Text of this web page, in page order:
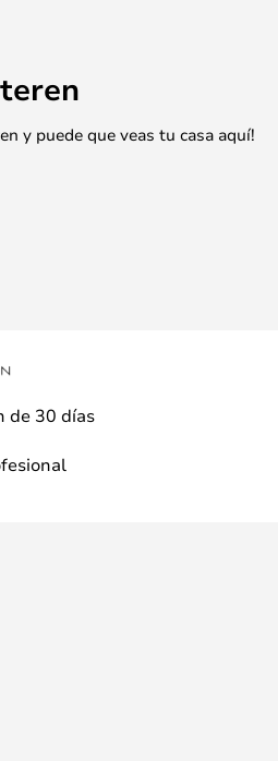
y puede que veas tu casa aquí!
de 30 días